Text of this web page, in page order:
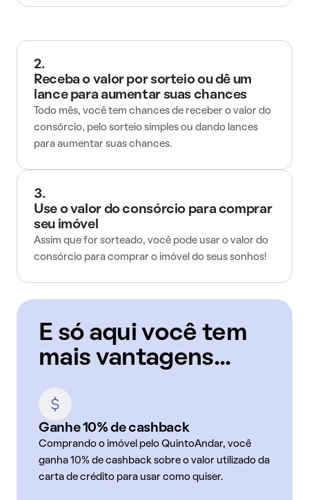
2.
Receba o valor por sorteio ou dê um
lance para aumentar suas chances
Todo mês, você tem chances de receber o valor do
consórcio, pelo sorteio simples ou dando lances
para aumentar suas chances.
3.
Use o valor do consórcio para comprar
seu imóvel
Assim que for sorteado, você pode usar o valor do
consórcio para comprar o imóvel do seus sonhos!
E só aqui você tem
mais vantagens...
Ganhe 10% de cashback
Comprando o imóvel pelo QuintoAndar, você
ganha 10% de cashback sobre o valor utilizado da
carta de crédito para usar como quiser.